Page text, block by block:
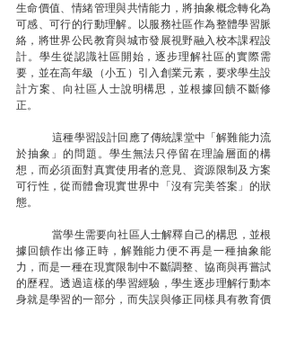
生命價值、情緒管理與共情能力，將抽象概念轉化為
可感、可行的行動理解。以服務社區作為整體學習脈
絡，將世界公民教育與城市發展視野融入校本課程設
計。學生從認識社區開始，逐步理解社區的實際需
要，並在高年級（小五）引入創業元素，要求學生設
計方案、向社區人士說明構思，並根據回饋不斷修
正。
	這種學習設計回應了傳統課堂中「解難能力流
於抽象」的問題。學生無法只停留在理論層面的構
想，而必須面對真實使用者的意見、資源限制及方案
可行性，從而體會現實世界中「沒有完美答案」的狀
態。
	當學生需要向社區人士解釋自己的構思，並根
據回饋作出修正時，解難能力便不再是一種抽象能
力，而是一種在現實限制中不斷調整、協商與再嘗試
的歷程。透過這樣的學習經驗，學生逐步理解行動本
身就是學習的一部分，而失誤與修正同樣具有教育價